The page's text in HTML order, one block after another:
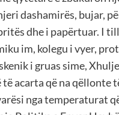
dashamirës, bujar,
dhe i papërtuar. I
im, kolegu i vyer,
i gruas sime,
të acarta që na qëllonte
nga temperaturat